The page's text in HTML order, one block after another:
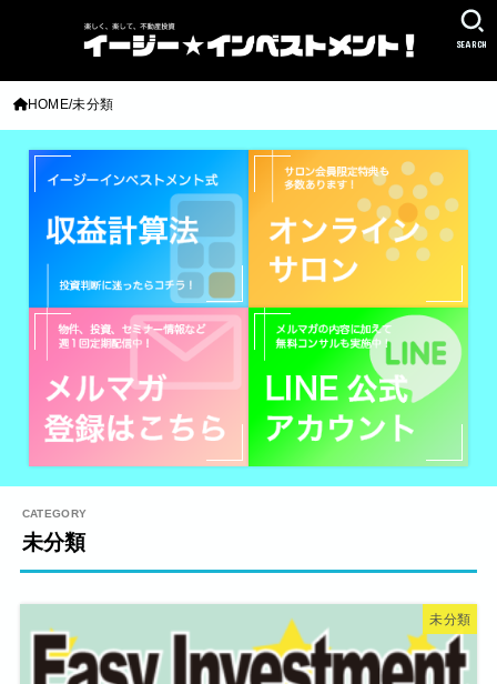
SEARCH
HOME 未分類
未分類
未分類